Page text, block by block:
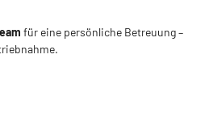
für eine persönliche Betreuung –